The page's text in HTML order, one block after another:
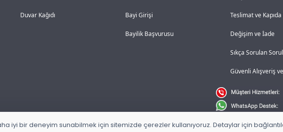
Duvar Kağıdı Bayi Girişi
Bayilik Başvurusu
Teslimat ve
Değişim ve İade
Sıkça Sorulan
Güvenli Alışveriş
iyi bir deneyim sunabilmek için sitemizde çerezler kullanıyoruz. Detaylar için